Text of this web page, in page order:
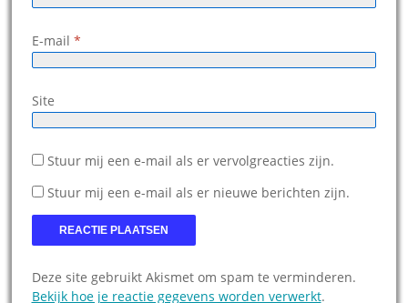
E-mail *
Site
Stuur mij een e-mail als er vervolgreacties zijn.
Stuur mij een e-mail als er nieuwe berichten zijn.
Deze site gebruikt Akismet om spam te verminderen.
Bekijk hoe je reactie gegevens worden verwerkt.